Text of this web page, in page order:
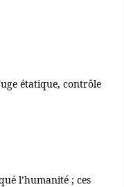
étatique, contrôle
l’humanité ; ces